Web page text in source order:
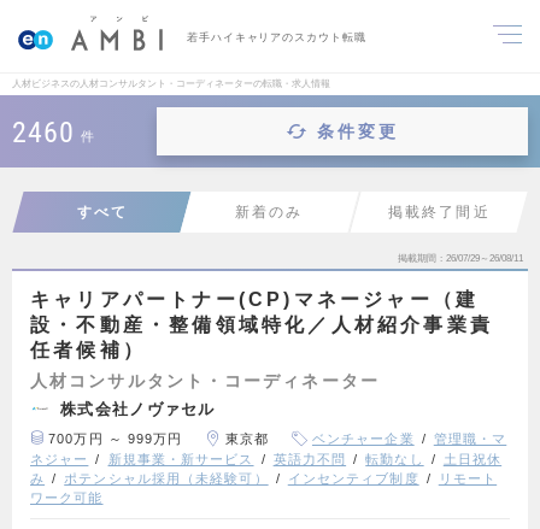
若手ハイキャリアのスカウト転職
人材ビジネスの人材コンサルタント・コーディネーターの転職・求人情報
2460 件 条件変更
すべて 新着のみ 掲載終了間近
掲載期間 26/07/29～26/08/11
キャリアパートナー(CP)マネージャー（建
設・不動産・整備領域特化／人材紹介事業責
任者候補）
人材コンサルタント・コーディネーター
株式会社ノヴァセル
700万円 ～ 999万円 東京都 ベンチャー企業
管理職・マ
ネジャー
新規事業・新サービス 英語力不問 転勤なし
土日祝休
み
ポテンシャル採用（未経験可） インセンティブ制度
リモート
ワーク可能